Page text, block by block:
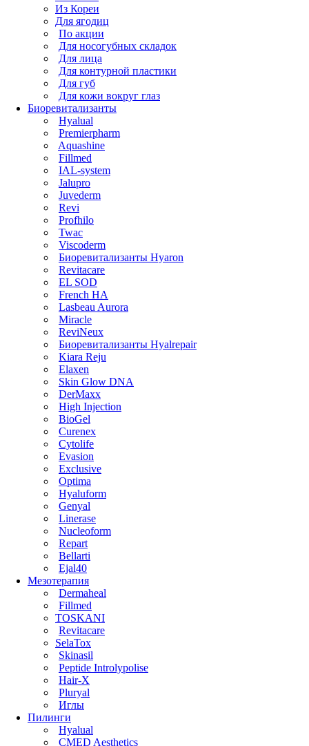
Из Кореи
Для ягодиц
По акции
Для носогубных складок
Для лица
Для контурной пластики
Для губ
Для кожи вокруг глаз
Биоревитализанты
Hyalual
Premierpharm
Aquashine
Fillmed
IAL-system
Jalupro
Juvederm
Revi
Profhilo
Twac
Viscoderm
Биоревитализанты Hyaron
Revitacare
EL SOD
French HA
Lasbeau Aurora
Miracle
ReviNeux
Биоревитализанты Hyalrepair
Kiara Reju
Elaxen
Skin Glow DNA
DerMaxx
High Injection
BioGel
Curenex
Cytolife
Evasion
Exclusive
Optima
Hyaluform
Genyal
Linerase
Nucleoform
Repart
Bellarti
Ejal40
Мезотерапия
Dermaheal
Fillmed
TOSKANI
Revitacare
SelaTox
Skinasil
Peptide Introlypolise
Hair-X
Pluryal
Иглы
Пилинги
Hyalual
CMED Aesthetics